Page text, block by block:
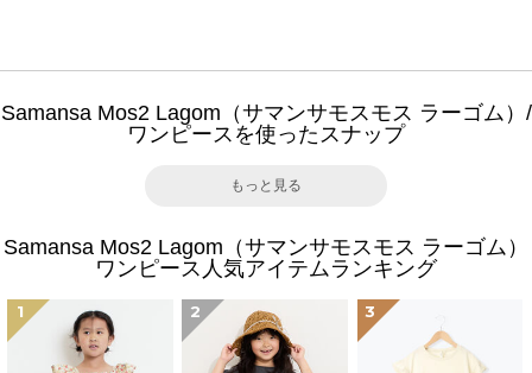
Samansa Mos2 Lagom（サマンサモスモス ラーゴム）/
ワンピースを使ったスナップ
もっと見る
Samansa Mos2 Lagom（サマンサモスモス ラーゴム）
ワンピース人気アイテムランキング
1 2 3